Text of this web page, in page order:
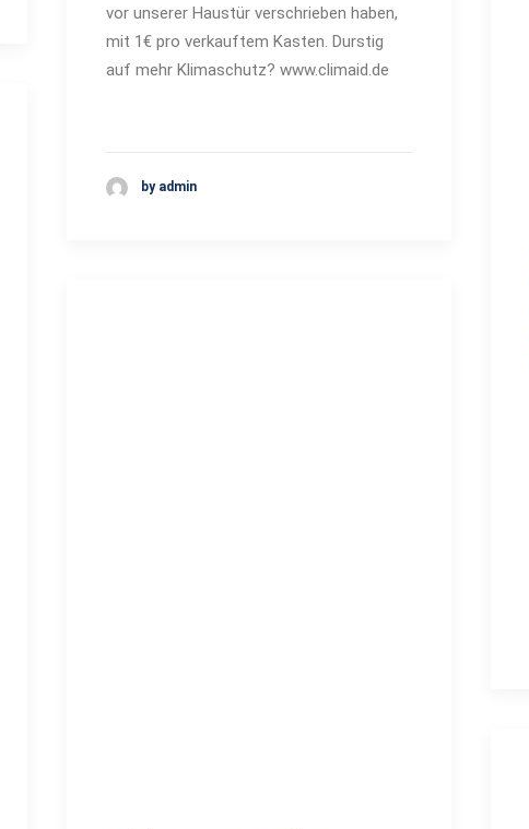
vor unserer Haustür verschrieben haben,
mit 1€ pro verkauftem Kasten. Durstig
auf mehr Klimaschutz? www.climaid.de
by admin